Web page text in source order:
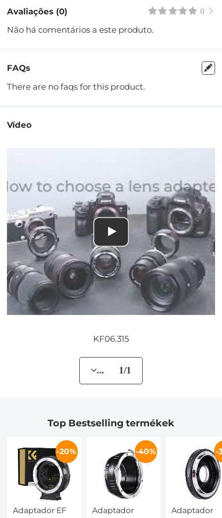
Avaliações (0) 0
Não há comentários a este produto.
FAQs
There are no faqs for this product.
Vídeo
KF06.315
... 1/1
Top Bestselling termékek
-20%
Adaptador EF
-40%
Adaptador
-
Adaptador